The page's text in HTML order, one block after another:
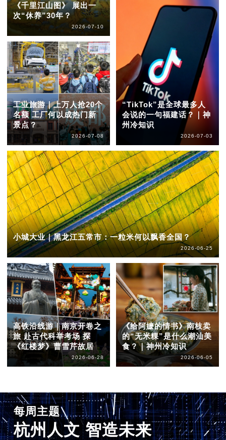
《千里江山图》 展出一
次“休养”30年？
2026-07-10
工业旅游｜上万人抢20个
名额 工厂何以成热门新
景点？
2026-07-08
“TikTok”是全球最多人
会说的一句福建话？｜神
州冷知识
2026-07-03
小城大业｜黑龙江五常市：一粒米何以飘香全国？
2026-06-25
高铁沿线游｜南京开卷之
旅 赴古代科举考场 探
《红楼梦》曹雪芹故居
2026-06-28
《给阿嬷的情书》南枝卖
的“无米粿”是什么潮汕美
食？｜神州冷知识
2026-06-05
每周主题
杭州人文 智造未来